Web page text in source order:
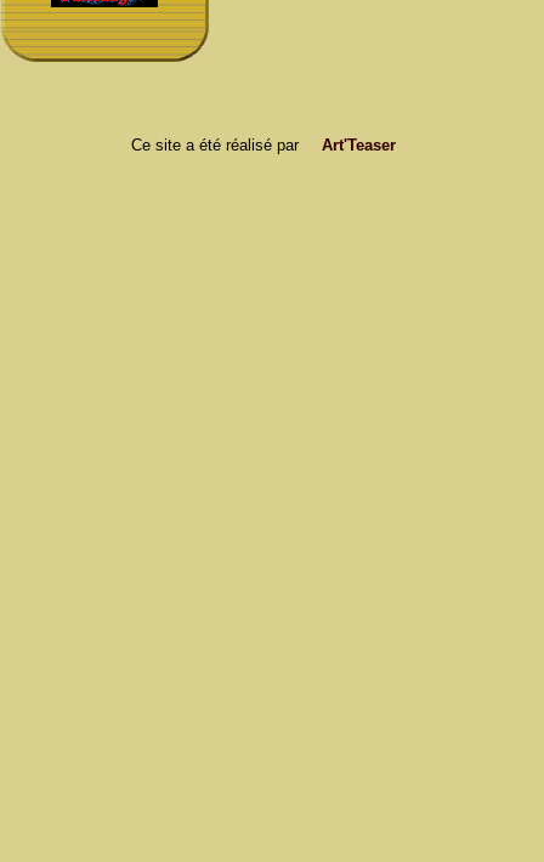
Ce site a été réalisé par Art'Teaser